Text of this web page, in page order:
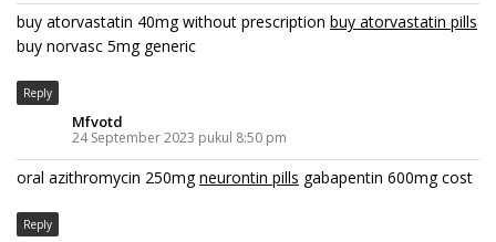
buy atorvastatin 40mg without prescription buy atorvastatin pills
buy norvasc 5mg generic
Reply
Mfvotd
24 September 2023 pukul 8:50 pm
oral azithromycin 250mgneurontin pills gabapentin 600mg cost
Reply